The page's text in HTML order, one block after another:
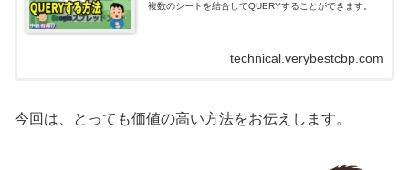
複数のシートを結合してQUERYすることができます。
technical.verybestcbp.com
今回は、とっても価値の高い方法をお伝えします。